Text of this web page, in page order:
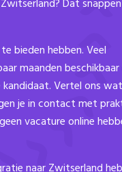
Dat
bieden hebben. Veel
maanden
Vertel ons
je in contact met
vacature online
naar Zwitserland